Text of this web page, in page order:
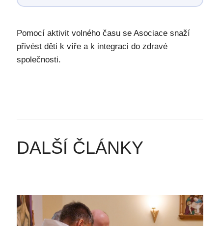
Pomocí aktivit volného času se Asociace snaží
přivést děti k víře a k integraci do zdravé
společnosti.
DALŠÍ ČLÁNKY